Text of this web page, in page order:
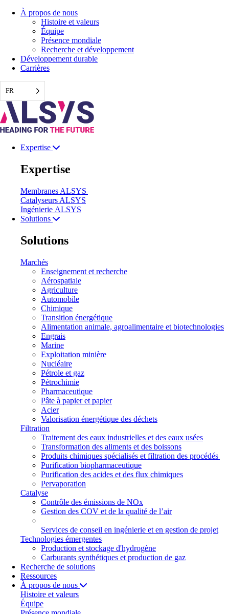
Aller
À propos de nous
Histoire et valeurs
Équipe
Présence mondiale
Recherche et développement
Développement durable
Carrières
FR
Expertise
Expertise
Membranes ALSYS
Catalyseurs ALSYS
Ingénierie ALSYS
Solutions
Solutions
Marchés
Enseignement et recherche
Aérospatiale
Agriculture
Automobile
Chimique
Transition énergétique
Alimentation animale, agroalimentaire et biotechnologies
Engrais
Marine
Exploitation minière
Nucléaire
Pétrole et gaz
Pétrochimie
Pharmaceutique
Pâte à papier et papier
Acier
Valorisation énergétique des déchets
Filtration
Traitement des eaux industrielles et des eaux usées
Transformation des aliments et des boissons
Produits chimiques spécialisés et filtration des procédés
Purification biopharmaceutique
Purification des acides et des flux chimiques
Pervaporation
Catalyse
Contrôle des émissions de NOx
Gestion des COV et de la qualité de l’air
Services de conseil en ingénierie et en gestion de projet
Technologies émergentes
Production et stockage d'hydrogène
Carburants synthétiques et production de gaz
Recherche de solutions
Ressources
À propos de nous
Histoire et valeurs
Équipe